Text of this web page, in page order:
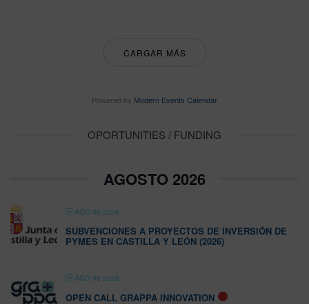
CARGAR MÁS
Powered by Modern Events Calendar
OPORTUNITIES / FUNDING
AGOSTO 2026
AGO 06 2026
SUBVENCIONES A PROYECTOS DE INVERSIÓN DE
PYMES EN CASTILLA Y LEÓN (2026)
AGO 06 2026
OPEN CALL GRAPPA INNOVATION